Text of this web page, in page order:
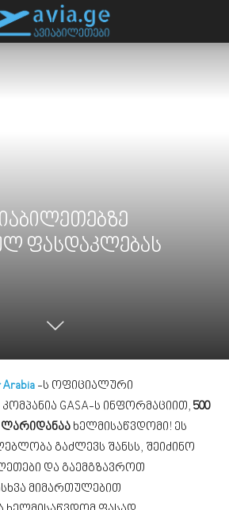
ფასდაკლებას
Arabia -ს ოფიციალური
GASA-ს ინფორმაციით, 500
ლარიდანაა ხელმისაწვდომი! ეს
გაძლევს შანსს, შეიძინო
და გაემგზავროთ
მიმართულებით